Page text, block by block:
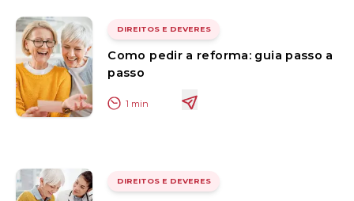
DIREITOS E DEVERES
Como pedir a reforma: guia passo a
passo
1 min
DIREITOS E DEVERES